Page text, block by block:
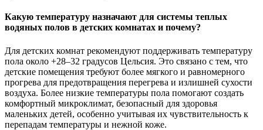
Какую температуру назначают для системы теплых
водяных полов в детских комнатах и почему?
Для детских комнат рекомендуют поддерживать температуру
пола около +28–32 градусов Цельсия. Это связано с тем, что
детские помещения требуют более мягкого и равномерного
прогрева для предотвращения перегрева и излишней сухости
воздуха. Более низкие температуры пола помогают создать
комфортный микроклимат, безопасный для здоровья
маленьких детей, особенно учитывая их чувствительность к
перепадам температуры и нежной коже.